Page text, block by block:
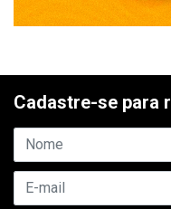
Cadastre-se para